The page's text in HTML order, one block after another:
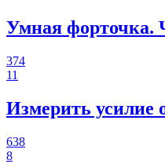
Умная форточка.
374
11
Измерить усилие
638
8